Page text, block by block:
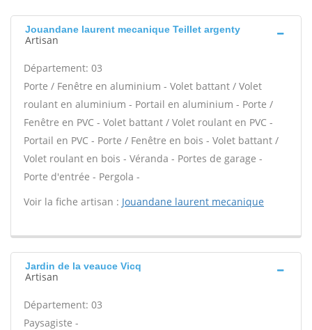
Jouandane laurent mecanique Teillet argenty
Artisan
Département: 03
Porte / Fenêtre en aluminium - Volet battant / Volet
roulant en aluminium - Portail en aluminium - Porte /
Fenêtre en PVC - Volet battant / Volet roulant en PVC -
Portail en PVC - Porte / Fenêtre en bois - Volet battant /
Volet roulant en bois - Véranda - Portes de garage -
Porte d'entrée - Pergola -
Voir la fiche artisan : Jouandane laurent mecanique
Jardin de la veauce Vicq
Artisan
Département: 03
Paysagiste -